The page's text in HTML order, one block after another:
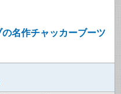
名作チャッカーブーツ